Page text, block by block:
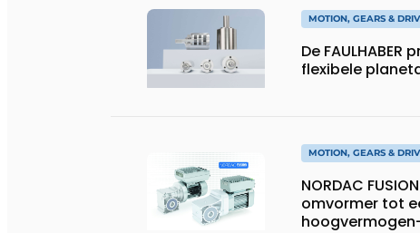
MOTION, GEARS &
De
flexibele
MOTION, GEARS &
NORDAC
omvormer tot